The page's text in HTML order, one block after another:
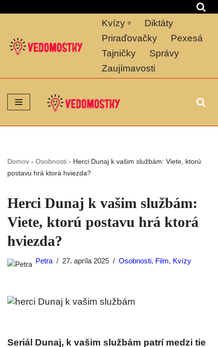
na
obsah
Kvízy
Diktáty
Priraďovačky
Pexesá
Tajničky
Správy
Zaujímavosti
Domov - Osobnosti - Herci Dunaj k vašim službám: Viete, ktorú
postavu hrá ktorá hviezda?
Herci Dunaj k vašim službám:
Viete, ktorú postavu hrá ktorá
hviezda?
Petra 27. apríla 2025 Osobnosti, Film, Kvízy
Seriál Dunaj, k vašim službám patrí medzi tie